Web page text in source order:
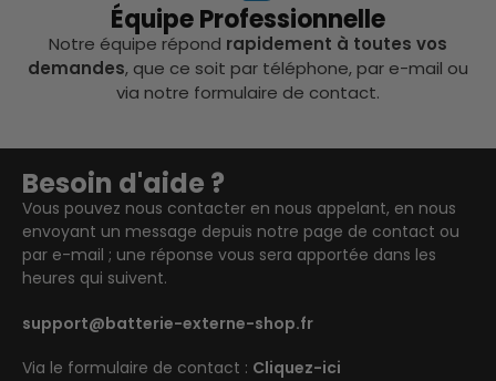
Équipe Professionnelle
Notre équipe répond rapidement à toutes vos
demandes, que ce soit par téléphone, par e-mail ou
via notre formulaire de contact.
Besoin d'aide ?
Vous pouvez nous contacter en nous appelant, en nous
envoyant un message depuis notre page de contact ou
par e-mail ; une réponse vous sera apportée dans les
heures qui suivent.
support@batterie-externe-shop.fr
Via le formulaire de contact : Cliquez-ici